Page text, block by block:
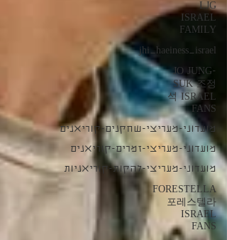
LJG
ISRAEL
FAMILY
jhi_haeiness_israel
JO JUNG-
SUK 조정
석 ISRAEL
FANS
מועדוני-מעריצי-שחקנים-קוריאנים
מועדוני-מעריצי-זמרים-קוריאנים
מועדוני-מעריצי-להקות-קוריאניות
FORESTELLA
포레스텔라
ISRAEL
FANS